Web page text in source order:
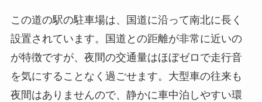
この道の駅の駐車場は、国道に沿って南北に長く
設置されています。国道との距離が非常に近いの
が特徴ですが、夜間の交通量はほぼゼロで走行音
を気にすることなく過ごせます。大型車の往来も
夜間はありませんので、静かに車中泊しやすい環